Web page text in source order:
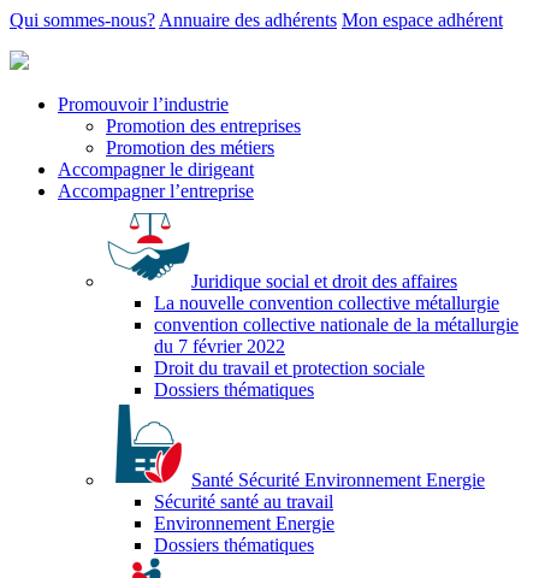
Qui sommes-nous? Annuaire des adhérents Mon espace adhérent
Promouvoir l’industrie
Promotion des entreprises
Promotion des métiers
Accompagner le dirigeant
Accompagner l’entreprise
Juridique social et droit des affaires
La nouvelle convention collective métallurgie
convention collective nationale de la métallurgie
du 7 février 2022
Droit du travail et protection sociale
Dossiers thématiques
Santé Sécurité Environnement Energie
Sécurité santé au travail
Environnement Energie
Dossiers thématiques